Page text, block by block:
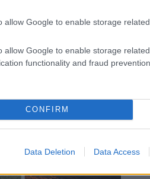
allow Google to enable storage
allow Google to enable storage
functionality and fraud
CONFIRM
Data Deletion Data Access
y la cuarta Dinorider360,
consolidado estas pruebas